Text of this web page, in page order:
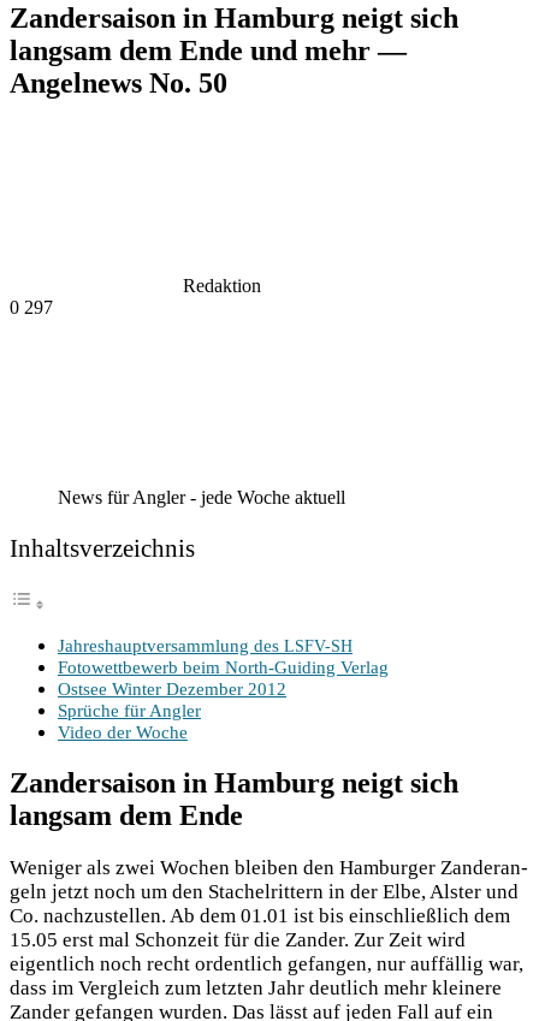
Zandersaison in Hamburg neigt sich
langsam dem Ende und mehr —
Angelnews No. 50
Redaktion
0 297
News für Angler - jede Woche aktuell
Inhalts­ver­zeich­nis
Jah­res­haupt­ver­samm­lung des LSFV-SH
Foto­wett­be­werb beim North-Gui­ding Verlag
Ost­see Win­ter Dezem­ber 2012
Sprü­che für Angler
Video der Woche
Zandersaison in Hamburg neigt sich
langsam dem Ende
Weni­ger als zwei Wochen blei­ben den Ham­bur­ger Zan­der­an­
geln jetzt noch um den Sta­chel­rit­tern in der Elbe, Als­ter und
Co. nach­zu­stel­len. Ab dem 01.01 ist bis ein­schließ­lich dem
15.05 erst mal Schon­zeit für die Zan­der. Zur Zeit wird
eigent­lich noch recht ordent­lich gefan­gen, nur auf­fäl­lig war,
dass im Ver­gleich zum letz­ten Jahr deut­lich mehr klei­ne­re
Zan­der gefan­gen wur­den. Das lässt auf jeden Fall auf ein